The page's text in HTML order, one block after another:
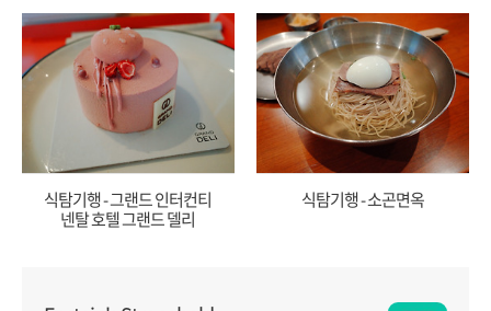
식탐기행 - 그랜드 인터컨티
넨탈 호텔 그랜드 델리
식탐기행 - 소곤면옥